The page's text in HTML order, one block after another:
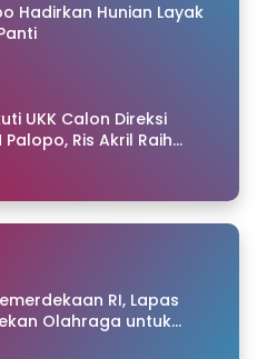
Hadirkan Hunian Layak
UKK Calon Direksi
Ris Akril Raih
RI, Lapas
Olahraga untuk